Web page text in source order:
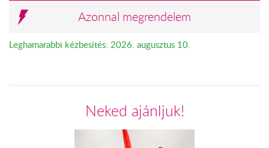
Azonnal megrendelem
Leghamarabbi kézbesítés: 2026. augusztus 10.
Neked ajánljuk!